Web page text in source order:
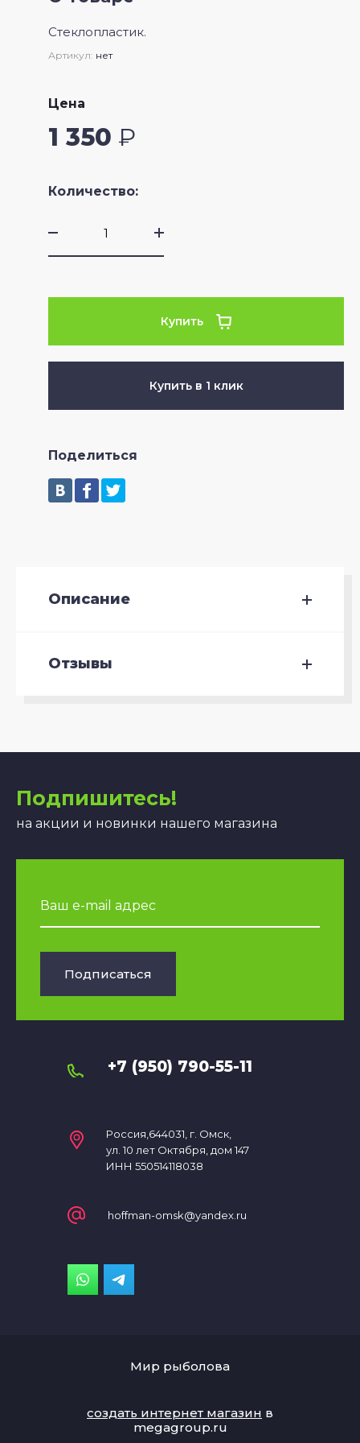
Стеклопластик.
Артикул: нет
Цена
1 350 ₽
Количество:
Купить
Купить в 1 клик
Поделиться
Описание
Отзывы
Подпишитесь!
на акции и новинки нашего магазина
Подписаться
+7 (950) 790-55-11
Россия,644031, г. Омск,
ул. 10 лет Октября, дом 147
ИНН 550514118038
hoffman-omsk@yandex.ru
Мир рыболова
создать интернет магазин в
megagroup.ru